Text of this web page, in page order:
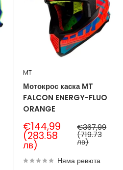
MT
Мотокрос каска MT
FALCON ENERGY-FLUO
ORANGE
Продажна
цена
€144,99
(283.58
лв)
Нормална
цена
€367,99
(719.73
лв)
Няма ревюта